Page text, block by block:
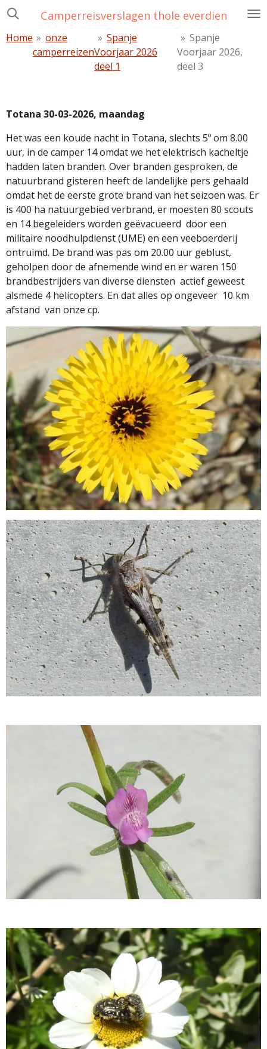
Ga
naar
Camperreisverslagen thole everdien
Home » onze
camperreizen
» Spanje
Voorjaar 2026
deel 1
» Spanje
Voorjaar 2026,
deel 3
Totana 30-03-2026, maandag
Het was een koude nacht in Totana, slechts 5º om 8.00
uur, in de camper 14 omdat we het elektrisch kacheltje
hadden laten branden. Over branden gesproken, de
natuurbrand gisteren heeft de landelijke pers gehaald
omdat het de eerste grote brand van het seizoen was. Er
is 400 ha natuurgebied verbrand, er moesten 80 scouts
en 14 begeleiders worden geëvacueerd door een
militaire noodhulpdienst (UME) en een veeboerderij
ontruimd. De brand was pas om 20.00 uur geblust,
geholpen door de afnemende wind en er waren 150
brandbestrijders van diverse diensten actief geweest
alsmede 4 helicopters. En dat alles op ongeveer 10 km
afstand van onze cp.